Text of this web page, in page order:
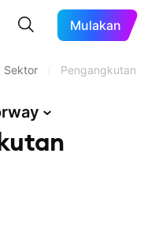
Mulakan
Sektor Pengangkutan